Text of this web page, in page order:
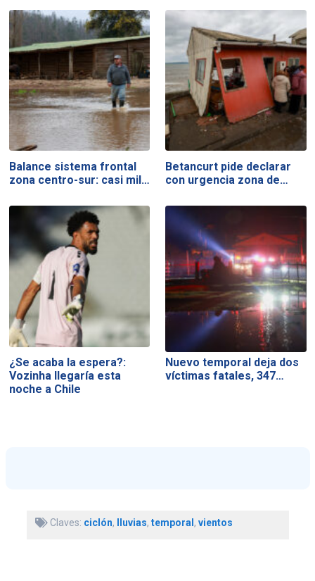
Balance sistema frontal
zona centro-sur: casi mil…
Betancurt pide declarar
con urgencia zona de…
¿Se acaba la espera?:
Vozinha llegaría esta
noche a Chile
Nuevo temporal deja dos
víctimas fatales, 347…
Claves: ciclón, lluvias, temporal, vientos